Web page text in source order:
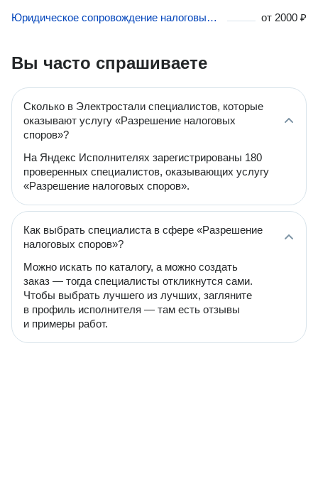
Юридическое сопровождение налоговых проверок в Электростали от 2000 ₽
Вы часто спрашиваете
Сколько в Электростали специалистов, которые
оказывают услугу «Разрешение налоговых
споров»?
На Яндекс Исполнителях зарегистрированы 180
проверенных специалистов, оказывающих услугу
«Разрешение налоговых споров».
Как выбрать специалиста в сфере «Разрешение
налоговых споров»?
Можно искать по каталогу, а можно создать
заказ — тогда специалисты откликнутся сами.
Чтобы выбрать лучшего из лучших, загляните
в профиль исполнителя — там есть отзывы
и примеры работ.